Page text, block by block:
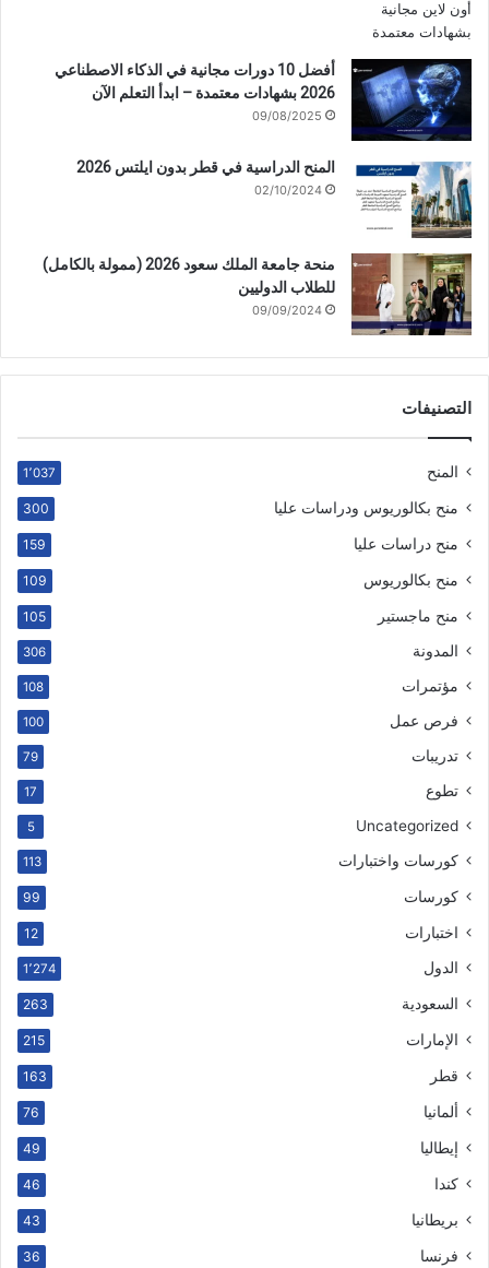
أفضل 10 دورات مجانية في الذكاء الاصطناعي
2026 بشهادات معتمدة – ابدأ التعلم الآن
09/08/2025
المنح الدراسية في قطر بدون ايلتس 2026
02/10/2024
منحة جامعة الملك سعود 2026 (ممولة بالكامل)
للطلاب الدوليين
09/09/2024
التصنيفات
المنح 1٬037
منح بكالوريوس ودراسات عليا 300
منح دراسات عليا 159
منح بكالوريوس 109
منح ماجستير 105
المدونة 306
مؤتمرات 108
فرص عمل 100
تدريبات 79
تطوع 17
Uncategorized
5
كورسات واختبارات 113
كورسات 99
اختبارات 12
الدول 1٬274
السعودية 263
الإمارات 215
قطر 163
ألمانيا 76
إيطاليا 49
كندا 46
بريطانيا 43
فرنسا 36